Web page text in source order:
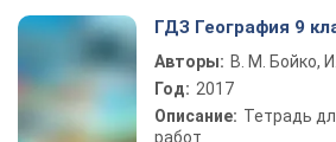
ГДЗ География 9
Авторы: В. М. Бойко,
Год: 2017
Описание: Тетрадь
работ